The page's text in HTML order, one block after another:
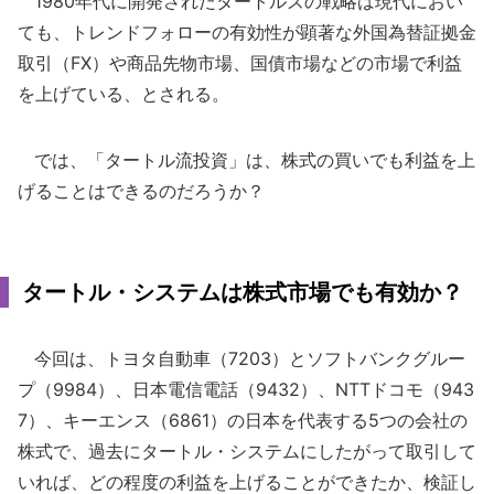
ても、トレンドフォローの有効性が顕著な外国為替証拠金
取引（FX）や商品先物市場、国債市場などの市場で利益
を上げている、とされる。
では、「タートル流投資」は、株式の買いでも利益を上
げることはできるのだろうか？
タートル・システムは株式市場でも有効か？
今回は、トヨタ自動車（7203）とソフトバンクグルー
プ（9984）、日本電信電話（9432）、NTTドコモ（943
7）、キーエンス（6861）の日本を代表する5つの会社の
株式で、過去にタートル・システムにしたがって取引して
いれば、どの程度の利益を上げることができたか、検証し